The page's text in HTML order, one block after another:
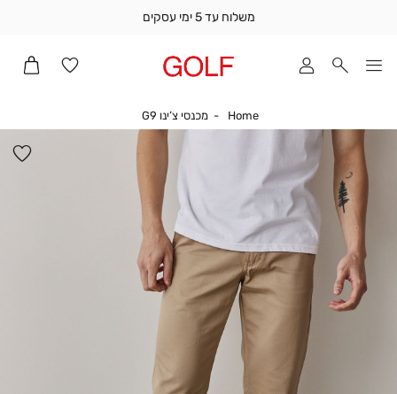
מכירה
משלוח עד 5 ימי עסקים
Home
Homeמכנסי צ’ינו G9